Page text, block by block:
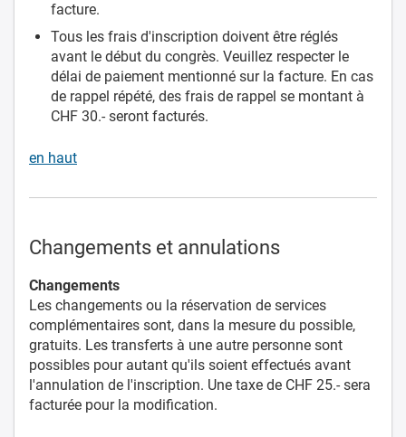
facture.
Tous les frais d'inscription doivent être réglés
avant le début du congrès. Veuillez respecter le
délai de paiement mentionné sur la facture. En cas
de rappel répété, des frais de rappel se montant à
CHF 30.- seront facturés.
en haut
Changements et annulations
Changements
Les changements ou la réservation de services
complémentaires sont, dans la mesure du possible,
gratuits. Les transferts à une autre personne sont
possibles pour autant qu'ils soient effectués avant
l'annulation de l'inscription. Une taxe de CHF 25.- sera
facturée pour la modification.